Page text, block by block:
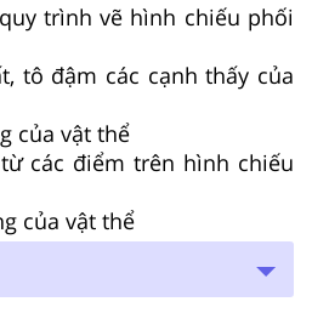
trình vẽ hình chiếu phối
tô đậm các cạnh thấy của
của vật thể
các điểm trên hình chiếu
của vật thể